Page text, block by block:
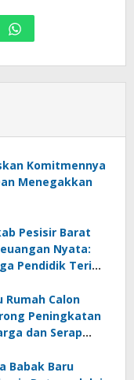
Komitmennya
Menegakkan
Pesisir Barat
Nyata:
Pendidik Terima
Rumah Calon
Peningkatan
dan Serap
Babak Baru